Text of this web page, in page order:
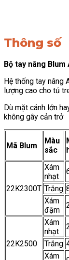
Thông số
Bộ tay nâng Blum
Hệ thống tay nâng
lượng cao cho tủ
Dù mặt cánh lớn
không gây cản trở
Mã Blum
Màu
sắc
22K2300T
Xám
nhạt
Trắng
Xám
đậm
22K2500
Xám
nhạt
Trắng
Xám